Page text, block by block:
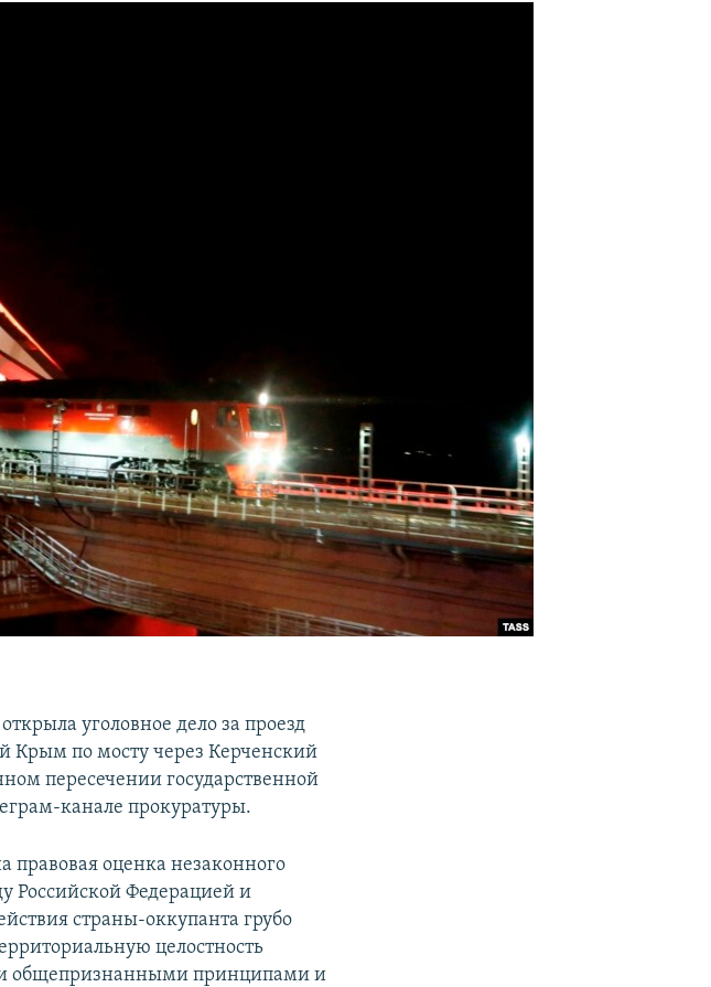
уголовное дело за проезд
Крым по мосту через Керченский
пересечении государственной
канале прокуратуры.
правовая оценка незаконного
Российской Федерацией и
страны-оккупанта грубо
целостность
общепризнанными принципами и